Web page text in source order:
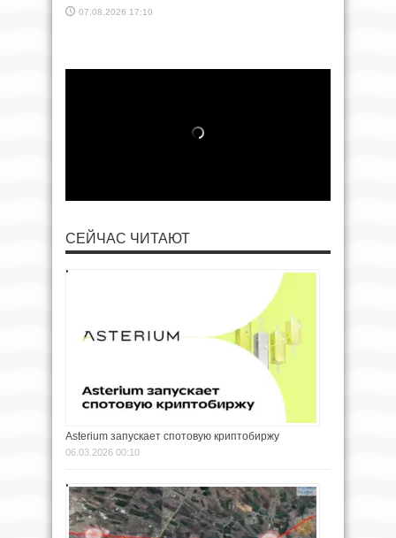
07.08.2026 17:10
СЕЙЧАС ЧИТАЮТ
Asterium запускает спотовую криптобиржу
06.03.2026 00:10